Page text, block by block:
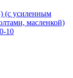
(с усиленным
масленкой)
10